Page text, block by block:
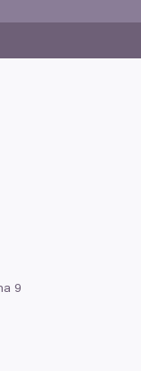
9